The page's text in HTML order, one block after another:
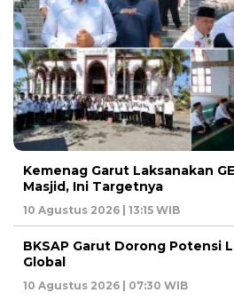
Kemenag Garut Laksanakan
Masjid, Ini Targetnya
10 Agustus 2026 | 13:15 WIB
BKSAP Garut Dorong Potensi
Global
10 Agustus 2026 | 07:30 WIB